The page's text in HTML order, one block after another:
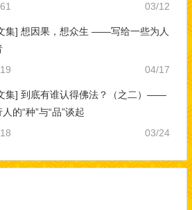
03/12
集] 想因果，想众生 ——写给一些为人
04/17
集] 到底有谁认得佛法？（之二）——
的“种”与“品”谈起
03/24